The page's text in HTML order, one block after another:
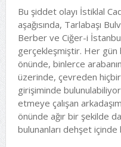
Bu şiddet olayı İstiklal
aşağısında, Tarlabaşı
Berber ve Ciğer-i
gerçekleşmiştir. Her gün
önünde, binlerce
üzerinde, çevreden
girişiminde
etmeye çalışan
önünde ağır bir şekilde
bulunanları dehşet içinde